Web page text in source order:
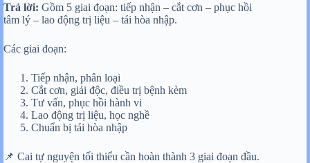
Trả lời: Gồm 5 giai đoạn: tiếp nhận – cắt cơn – phục hồi
tâm lý – lao động trị liệu – tái hòa nhập.
Các giai đoạn:
Tiếp nhận, phân loại
Cắt cơn, giải độc, điều trị bệnh kèm
Tư vấn, phục hồi hành vi
Lao động trị liệu, học nghề
Chuẩn bị tái hòa nhập
📌 Cai tự nguyện tối thiểu cần hoàn thành 3 giai đoạn đầu.